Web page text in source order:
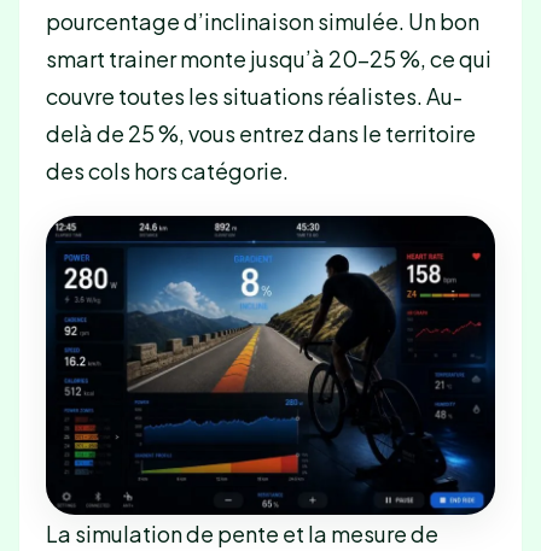
pourcentage d’inclinaison simulée. Un bon
smart trainer monte jusqu’à 20-25 %, ce qui
couvre toutes les situations réalistes. Au-
delà de 25 %, vous entrez dans le territoire
des cols hors catégorie.
La simulation de pente et la mesure de